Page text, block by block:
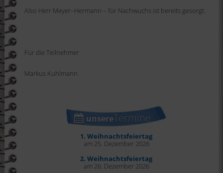
Also Herr Meyer–Hermann – für Nachwuchs ist bereits gesorgt.
Für die Teilnehmer
Markus Kuhlmann
unsereTermine
1. Weihnachtsfeiertag
am 25. Dezember 2026
2. Weihnachtsfeiertag
am 26. Dezember 2026